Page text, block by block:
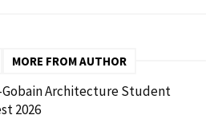
MORE FROM AUTHOR
Architecture Student
2026